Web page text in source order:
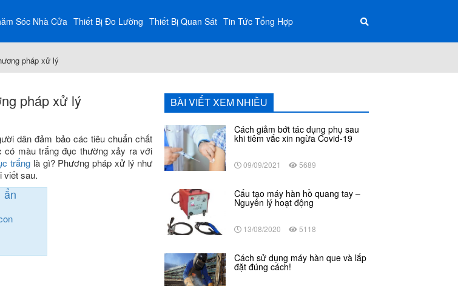
Sóc Nhà Cửa Thiết Bị Đo Lường Thiết Bị Quan Sát Tin Tức Tổng Hợp
pháp xử lý
pháp xử lý
dân đảm bảo các tiêu chuẩn chất
có màu trắng đục thường xảy ra với
trắnglà gì? Phương pháp xử lý như
viết sau.
ẩn
BÀI VIẾT XEM NHIỀU
Cách giảm bớt tác dụng phụ sau
khi tiêm vắc xin ngừa Covid-19
09/09/2021 5689
Cấu tạo máy hàn hồ quang tay –
Nguyên lý hoạt động
13/08/2020 5118
Cách sử dụng máy hàn que và lắp
đặt đúng cách!